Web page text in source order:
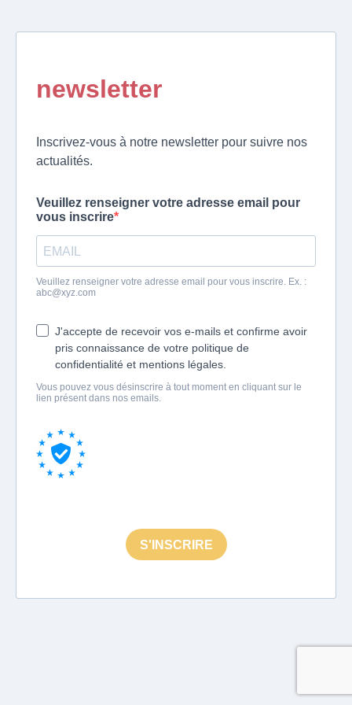
newsletter
Inscrivez-vous à notre newsletter pour suivre nos
actualités.
Veuillez renseigner votre adresse email pour
vous inscrire
Veuillez renseigner votre adresse email pour vous inscrire. Ex. :
abc@xyz.com
J'accepte de recevoir vos e-mails et confirme avoir
pris connaissance de votre politique de
confidentialité et mentions légales.
Vous pouvez vous désinscrire à tout moment en cliquant sur le
lien présent dans nos emails.
S'INSCRIRE